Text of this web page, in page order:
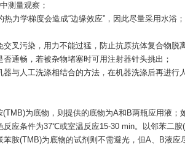
测量观察；
力学梯度会造成“边缘效应”，因此尽量采用水浴；
叉污染，用力不能过猛，防止抗原抗体复合物脱
通畅，若被杂物堵塞时可用注射器针头挑出；
与人工洗涤相结合的方法，在机器洗涤后再进行
为底物，则提供的底物为A和B两瓶应用液；
应条件为37℃或室温反应15-30 min。以邻苯二
胺(TMB)为底物的试剂则不需避光，但A、B液应